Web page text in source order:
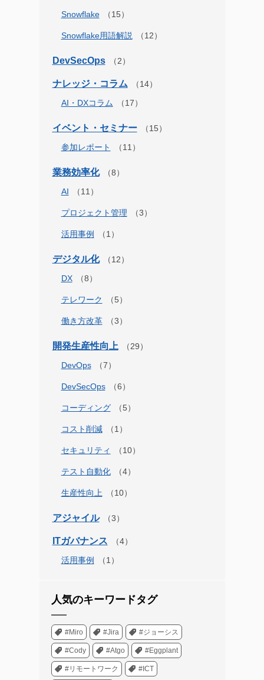
Snowflake
Snowflake用語解説
DevSecOps
ナレッジ・コラム
AI・DXコラム
イベント・セミナー
参加レポート
業務効率化
AI
プロジェクト管理
活用事例
デジタル化
DX
テレワーク
働き方改革
開発生産性向上
DevOps
DevSecOps
コーディング
コスト削減
セキュリティ
テスト自動化
生産性向上
アジャイル
ITガバナンス
活用事例
人気のキーワードタグ
#Miro #Jira #ジョーシス
#Cody #Atgo #Eggplant
#リモートワーク #ICT